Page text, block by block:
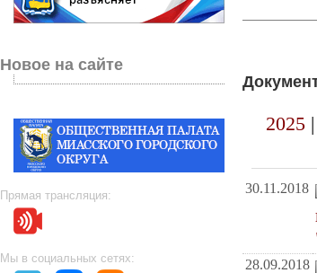
Новое на сайте
Прямая трансляция:
Мы в социальных сетях:
2025 |
30.11.2018
28.09.2018